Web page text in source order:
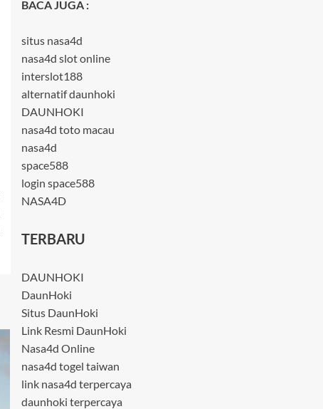
BACA JUGA :
situs nasa4d
nasa4d slot online
interslot188
alternatif daunhoki
DAUNHOKI
nasa4d toto macau
nasa4d
space588
login space588
NASA4D
TERBARU
DAUNHOKI
DaunHoki
Situs DaunHoki
Link Resmi DaunHoki
Nasa4d Online
nasa4d togel taiwan
link nasa4d terpercaya
daunhoki terpercaya